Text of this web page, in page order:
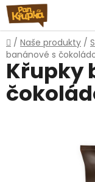
Přejít
na
obsah
Domů
/ Naše produkty /
banánové s
Křupky